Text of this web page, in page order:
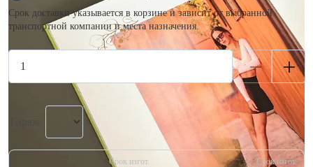
Срок доставки указывается в корзине и зависит от выбранной
транспортной компании и места назначения.
Срок изгот. Срок изгот.